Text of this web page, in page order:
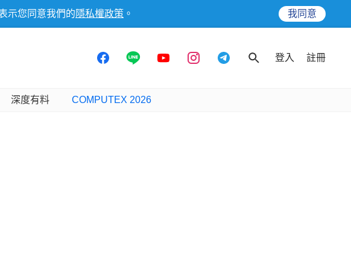
示您同意我們的 隱私權政策 。 我同意
登入 註冊
深度有料 COMPUTEX 2026